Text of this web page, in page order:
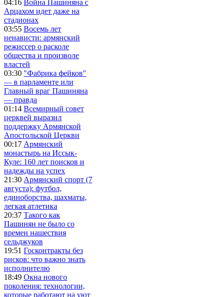
04:16 Война Пашиняна с
Арцахом идет даже на
стадионах
03:55 Восемь лет
ненависти: армянский
режиссер о расколе
общества и произволе
властей
03:30 "Фабрика фейков"
— в парламенте или
Главный враг Пашиняна
— правда
01:14 Всемирный совет
церквей выразил
поддержку Армянской
Апостольской Церкви
00:17 Армянский
монастырь на Иссык-
Куле: 160 лет поисков и
надежды на успех
21:30 Армянский спорт (7
августа): футбол,
единоборства, шахматы,
легкая атлетика
20:37 Такого как
Пашинян не было со
времен нашествия
сельджуков
19:51 Госконтракты без
рисков: что важно знать
исполнителю
18:49 Окна нового
поколения: технологии,
которые работают на уют